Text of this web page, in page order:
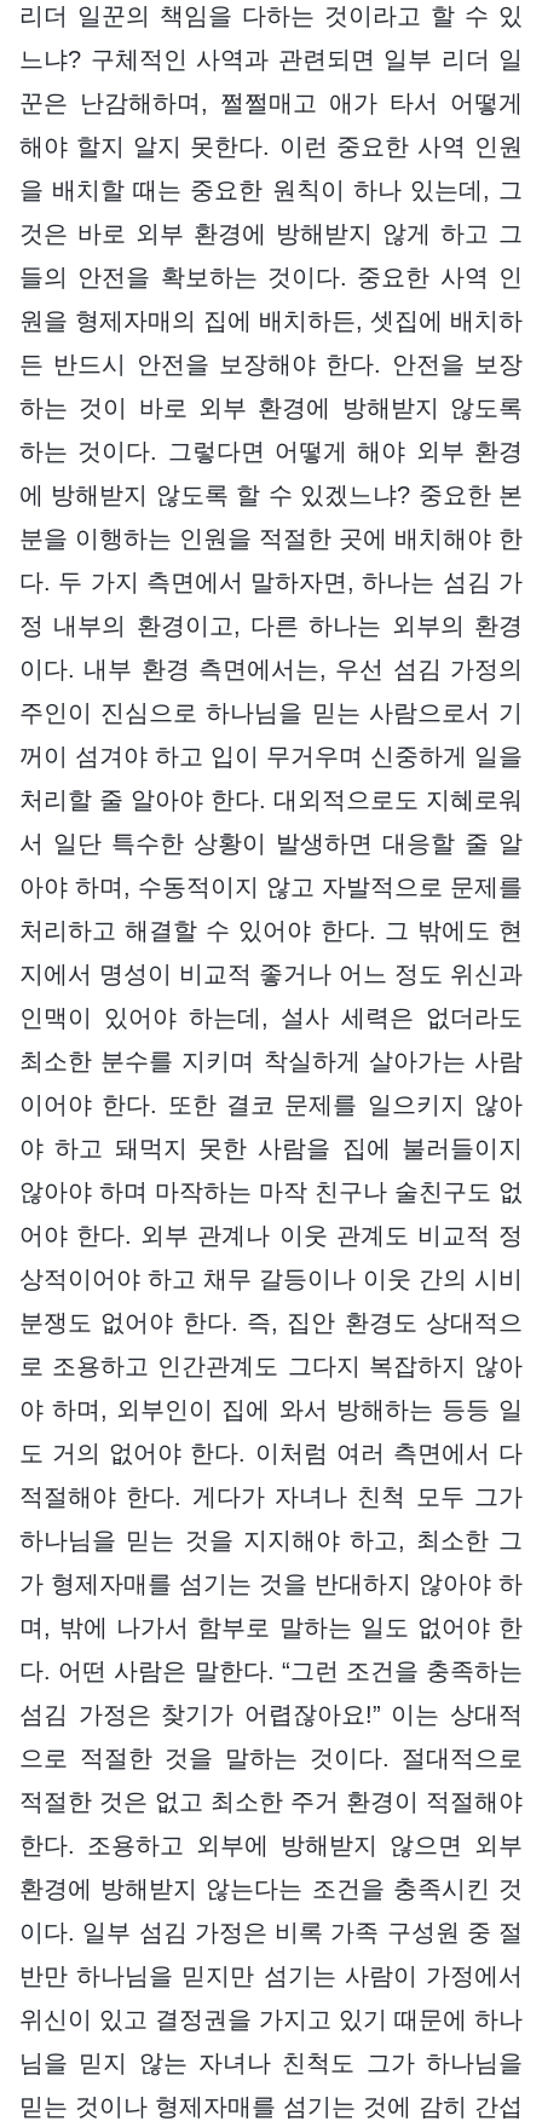
리더 일꾼의 책임을 다하는 것이라고 할 수 있
느냐? 구체적인 사역과 관련되면 일부 리더 일
꾼은 난감해하며, 쩔쩔매고 애가 타서 어떻게
해야 할지 알지 못한다. 이런 중요한 사역 인원
을 배치할 때는 중요한 원칙이 하나 있는데, 그
것은 바로 외부 환경에 방해받지 않게 하고 그
들의 안전을 확보하는 것이다. 중요한 사역 인
원을 형제자매의 집에 배치하든, 셋집에 배치하
든 반드시 안전을 보장해야 한다. 안전을 보장
하는 것이 바로 외부 환경에 방해받지 않도록
하는 것이다. 그렇다면 어떻게 해야 외부 환경
에 방해받지 않도록 할 수 있겠느냐? 중요한 본
분을 이행하는 인원을 적절한 곳에 배치해야 한
다. 두 가지 측면에서 말하자면, 하나는 섬김 가
정 내부의 환경이고, 다른 하나는 외부의 환경
이다. 내부 환경 측면에서는, 우선 섬김 가정의
주인이 진심으로 하나님을 믿는 사람으로서 기
꺼이 섬겨야 하고 입이 무거우며 신중하게 일을
처리할 줄 알아야 한다. 대외적으로도 지혜로워
서 일단 특수한 상황이 발생하면 대응할 줄 알
아야 하며, 수동적이지 않고 자발적으로 문제를
처리하고 해결할 수 있어야 한다. 그 밖에도 현
지에서 명성이 비교적 좋거나 어느 정도 위신과
인맥이 있어야 하는데, 설사 세력은 없더라도
최소한 분수를 지키며 착실하게 살아가는 사람
이어야 한다. 또한 결코 문제를 일으키지 않아
야 하고 돼먹지 못한 사람을 집에 불러들이지
않아야 하며 마작하는 마작 친구나 술친구도 없
어야 한다. 외부 관계나 이웃 관계도 비교적 정
상적이어야 하고 채무 갈등이나 이웃 간의 시비
분쟁도 없어야 한다. 즉, 집안 환경도 상대적으
로 조용하고 인간관계도 그다지 복잡하지 않아
야 하며, 외부인이 집에 와서 방해하는 등등 일
도 거의 없어야 한다. 이처럼 여러 측면에서 다
적절해야 한다. 게다가 자녀나 친척 모두 그가
하나님을 믿는 것을 지지해야 하고, 최소한 그
가 형제자매를 섬기는 것을 반대하지 않아야 하
며, 밖에 나가서 함부로 말하는 일도 없어야 한
다. 어떤 사람은 말한다. “그런 조건을 충족하는
섬김 가정은 찾기가 어렵잖아요!” 이는 상대적
으로 적절한 것을 말하는 것이다. 절대적으로
적절한 것은 없고 최소한 주거 환경이 적절해야
한다. 조용하고 외부에 방해받지 않으면 외부
환경에 방해받지 않는다는 조건을 충족시킨 것
이다. 일부 섬김 가정은 비록 가족 구성원 중 절
반만 하나님을 믿지만 섬기는 사람이 가정에서
위신이 있고 결정권을 가지고 있기 때문에 하나
님을 믿지 않는 자녀나 친척도 그가 하나님을
믿는 것이나 형제자매를 섬기는 것에 감히 간섭